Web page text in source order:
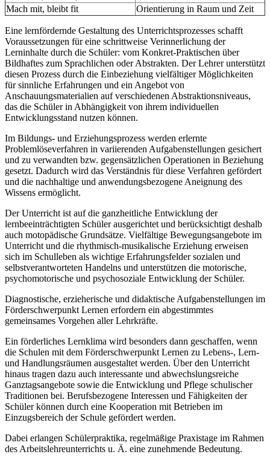
Mach mit, bleibt fit
Orientierung in Raum und Zeit
Eine lernfördernde Gestaltung des Unterrichtsprozesses schafft
Voraussetzungen für eine schrittweise Verinnerlichung der
Lerninhalte durch die Schüler: vom Konkret-Praktischen über
Bildhaftes zum Sprachlichen oder Abstrakten. Der Lehrer unterstützt
diesen Prozess durch die Einbeziehung vielfältiger Möglichkeiten
für sinnliche Erfahrungen und ein Angebot von
Anschauungsmaterialien auf verschiedenen Abstraktionsniveaus,
das die Schüler in Abhängigkeit von ihrem individuellen
Entwicklungsstand nutzen können.
Im Bildungs- und Erziehungsprozess werden erlernte
Problemlöseverfahren in variierenden Aufgabenstellungen gesichert
und zu verwandten bzw. gegensätzlichen Operationen in Beziehung
gesetzt. Dadurch wird das Verständnis für diese Verfahren gefördert
und die nachhaltige und anwendungsbezogene Aneignung des
Wissens ermöglicht.
Der Unterricht ist auf die ganzheitliche Entwicklung der
lernbeeinträchtigten Schüler ausgerichtet und berücksichtigt deshalb
auch motopädische Grundsätze. Vielfältige Bewegungsangebote im
Unterricht und die rhythmisch-musikalische Erziehung erweisen
sich im Schulleben als wichtige Erfahrungsfelder sozialen und
selbstverantworteten Handelns und unterstützen die motorische,
psychomotorische und psychosoziale Entwicklung der Schüler.
Diagnostische, erzieherische und didaktische Aufgabenstellungen im
Förderschwerpunkt Lernen erfordern ein abgestimmtes
gemeinsames Vorgehen aller Lehrkräfte.
Ein förderliches Lernklima wird besonders dann geschaffen, wenn
die Schulen mit dem Förderschwerpunkt Lernen zu Lebens-, Lern-
und Handlungsräumen ausgestaltet werden. Über den Unterricht
hinaus tragen dazu auch interessante und abwechslungsreiche
Ganztagsangebote sowie die Entwicklung und Pflege schulischer
Traditionen bei. Berufsbezogene Interessen und Fähigkeiten der
Schüler können durch eine Kooperation mit Betrieben im
Einzugsbereich der Schule gefördert werden.
Dabei erlangen Schülerpraktika, regelmäßige Praxistage im Rahmen
des Arbeitslehreunterrichts u. Ä. eine zunehmende Bedeutung.